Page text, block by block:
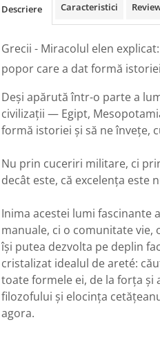
Descriere Caracteristici
Grecii - Miracolul elen
popor care a dat formă istoriei
Deși apărută într-o parte a
civilizații — Egipt,
formă istoriei și să ne învețe,
Nu prin cuceriri militare, ci
decât este, că excelența este
Inima acestei lumi
manuale, ci o comunitate vie,
își putea dezvolta pe deplin
cristalizat idealul de areté:
toate formele ei, de la forța
filozofului și elocința
agora.